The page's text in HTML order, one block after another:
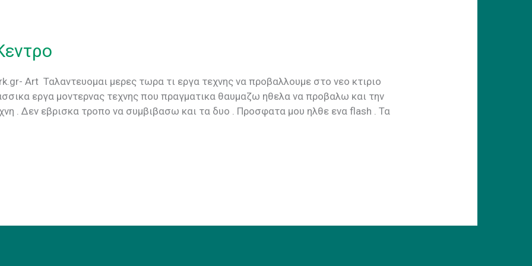
Art Ταλαντευομαι μερες τωρα τι εργα τεχνης να προβαλλουμε στο νεο κτιριο
εργα μοντερνας τεχνης που πραγματικα θαυμαζω ηθελα να προβαλω και την
. Δεν εβρισκα τροπο να συμβιβασω και τα δυο . Προσφατα μου ηλθε ενα flash . Τα